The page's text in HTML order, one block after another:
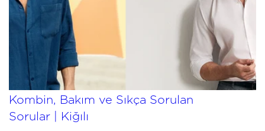
JULY 03 2026
Erkek Gömlek Rehberi: Seçim,
Kombin, Bakım ve Sıkça Sorulan
Sorular | Kiğılı